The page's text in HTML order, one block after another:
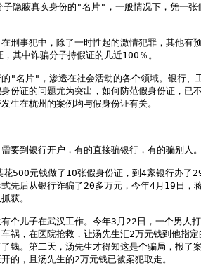
蔽真实身份的"名片"，一般情况下，凭一张
事犯中，除了一时性起的激情犯罪，其他有
其中诈骗分子持假证的几近100％。
名片"，渗透在社会活动的各个领域。银行、
份证的问题尤为突出，如何防范假身份证，已
生在杭州的案例均与假身份证有关。
到银行开户，有的直接骗银行，有的骗别人
500元钱做了10张假身份证，到4家银行办了
先后从银行诈骗了20多万元，今年4月19日，
抓获。
儿子在武汉工作。今年3月22日，一个男人
祸，在医院抢救，让汤先生汇2万元钱到他指定
钱。第二天，汤先生才得知这是个骗局，报了
的，且汤先生的2万元钱已被案犯取走。